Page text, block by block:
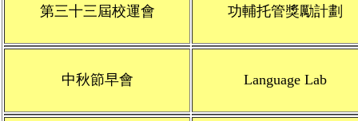
第三十三屆校運會 功輔托管獎勵計劃
中秋節早會 Language Lab